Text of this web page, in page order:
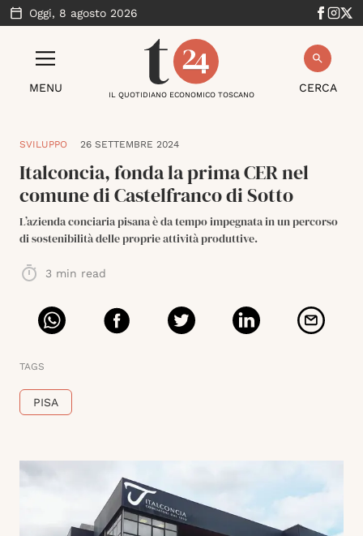
Oggi, 8 agosto 2026
MENU CERCA
IL QUOTIDIANO ECONOMICO TOSCANO
SVILUPPO 26 SETTEMBRE 2024
Italconcia, fonda la prima CER nel
comune di Castelfranco di Sotto
L’azienda conciaria pisana è da tempo impegnata in un percorso
di sostenibilità delle proprie attività produttive.
3 min read
TAGS
PISA